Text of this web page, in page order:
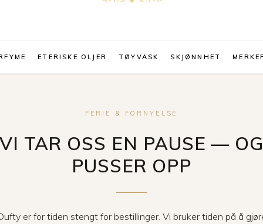
ETERISKE OLJER TØYVASK SKJØNNHET
FERIE & FORNYELSE
TAR OSS EN PAUSE — OG
PUSSER OPP
er for tiden stengt for bestillinger. Vi bruker tiden på å